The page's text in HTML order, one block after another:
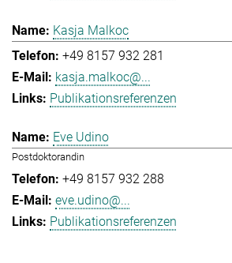
Kasja Malkoc
+49 8157 932 281
kasja.malkoc@...
Publikationsreferenzen
Eve Udino
Postdoktorandin
+49 8157 932 288
eve.udino@...
Publikationsreferenzen